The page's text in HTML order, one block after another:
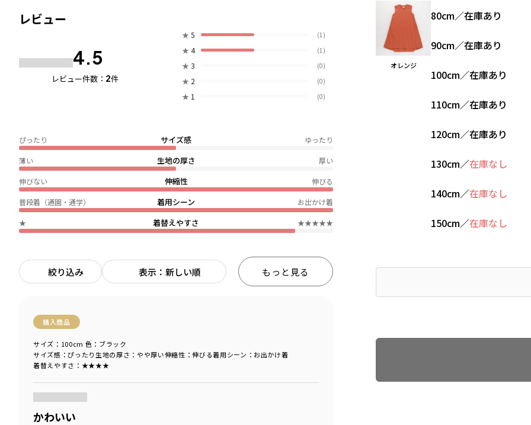
レビュー
4.5
レビュー件数： 2件
★ 5 (1)
★ 4 (1)
★ 3 (0)
★ 2 (0)
★ 1 (0)
サイズ感
ぴったり ゆったり
生地の厚さ
薄い 厚い
伸縮性
伸びない 伸びる
着用シーン
普段着（通園・通学） お出かけ着
着替えやすさ
★ ★★★★★
絞り込み 表示：新しい順 もっと見る
購入商品
サイズ感 ：ぴったり 生地の厚さ ：やや厚い伸縮性 ：伸びる着用シーン ：お出かけ着
着替えやすさ ：★★★★
サイズ：100cm 色：ブラック
かわいい
オレンジ
80cm／在庫あり
90cm／在庫あり
100cm／在庫あり
110cm／在庫あり
120cm／在庫あり
130cm／在庫なし
140cm／在庫なし
150cm／在庫なし